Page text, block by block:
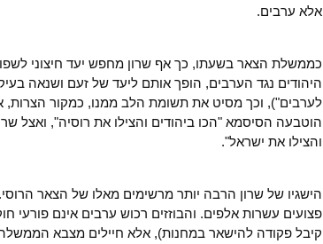
אלא ערבים.
כממשלת הצאר בשעתו, כך אף שרון מחפש יעד חיצוני
היהודים נגד הערבים, הופך אותם ליעד של זעם ושנאה
לערבים"), וכך מסיט את תשומת הלב ממנו, כמקור הצרות,
הוטבעה הסיסמא "הכו ביהודים והצילו את רוסיה", ואצל
והצילו את ישראל".
פצועים עשרות אלפים. והבוזזים רכוש ערבים אינם פורעי
קיבל פקודה להישאר במחנות), אלא חיילים מצבא